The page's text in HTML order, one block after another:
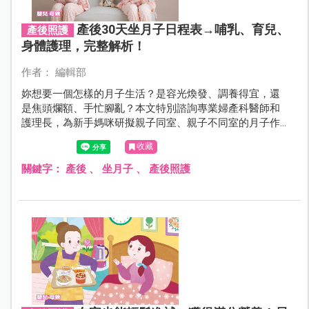
產後照護
產後30天坐月子日程表→哺乳、育兒、
身體護理，完整解析！
作者： 編輯部
妳想要一個怎樣的月子生活？是容光煥發、調養得宜，還
是焦頭爛額、手忙腳亂？本文特別諮詢專業婦產科醫師和
護理長，為新手媽咪研擬親子同室、親子不同室的月子作
息規劃，讓媽咪評估最適合自己的月子方式，坐一個兼顧
育兒與休養的月子！
收藏
關鍵字： 產後、 坐月子、 產後照護